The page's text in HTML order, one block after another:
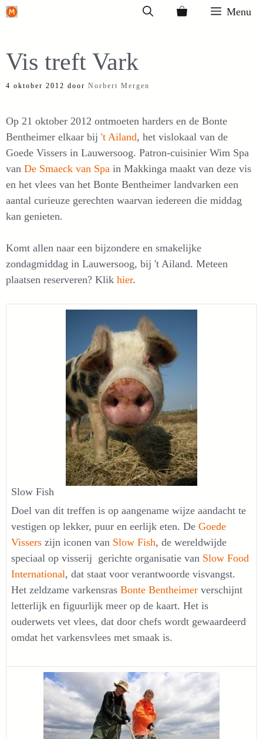
Ga
inhoud
Menu
Vis treft Vark
4 oktober 2012 door Norbert Mergen
Op 21 oktober 2012 ontmoeten harders en de Bonte
Bentheimer elkaar bij 't Ailand, het vislokaal van de
Goede Vissers in Lauwersoog. Patron-cuisinier Wim Spa
van De Smaeck van Spa in Makkinga maakt van deze vis
en het vlees van het Bonte Bentheimer landvarken een
aantal curieuze gerechten waarvan iedereen die middag
kan genieten.
Komt allen naar een bijzondere en smakelijke
zondagmiddag in Lauwersoog, bij 't Ailand. Meteen
plaatsen reserveren? Klik hier.
Slow Fish
Doel van dit treffen is op aangename wijze aandacht te
vestigen op lekker, puur en eerlijk eten. De Goede
Vissers zijn iconen van Slow Fish, de wereldwijde
speciaal op visserij gerichte organisatie van Slow Food
International, dat staat voor verantwoorde visvangst.
Het zeldzame varkensras Bonte Bentheimer verschijnt
letterlijk en figuurlijk meer op de kaart. Het is
ouderwets vet vlees, dat door chefs wordt gewaardeerd
omdat het varkensvlees met smaak is.